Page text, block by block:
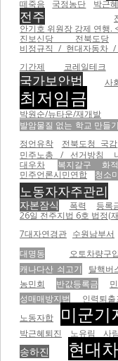
떼죽음 국정농단 박근
전주
안기호 위원장 강제 연
진보신당 전북도당
비정규직 / 현대자동차 /
기간제
코레일테크
국가보안법 사
최저임금
박원순/뉴타운/재개발
발암물질 없는 학교 만들기
정언유착
전북도청 국감
민주노총 / 선거방침
대우차
복지갈구 화
민주언론시민연합
청소
노동자자주관리
자본잠식 폭력 등록
26일 전주지법 6호 법정(
7대자연경관 수원남부서
대명동 오토차량구
캐나다산 쇠고기 탈핵버
농민회
반값등록금
성매매방지법 인력퇴
노동자합 미군기
박근혜퇴진
노유림 사
송하진 현대